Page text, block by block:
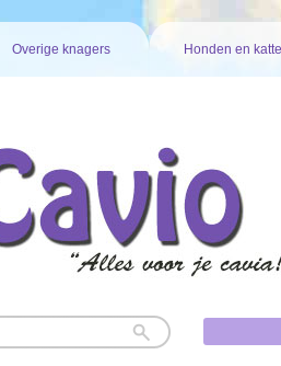
Overige knagers Honden en